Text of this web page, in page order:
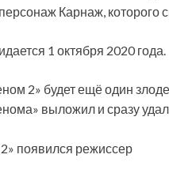
Карнаж, которого
1 октября 2020 года.
2» будет ещё один
выложил и сразу
появился режиссер